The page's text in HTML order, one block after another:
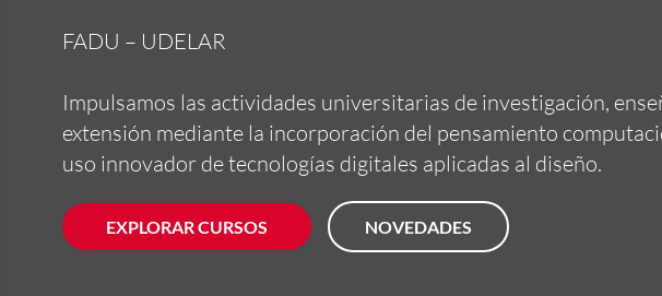
FADU – UDELAR
Impulsamos las actividades universitarias de investigación,
extensión mediante la incorporación del pensamiento
uso innovador de tecnologías digitales aplicadas al diseño.
EXPLORAR CURSOS NOVEDADES